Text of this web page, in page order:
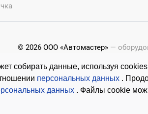
собирать данные, используя
персональных данных .
данных . Файлы cookie
© 2026 ООО «Автомастер» —
Копирование материалов с этого